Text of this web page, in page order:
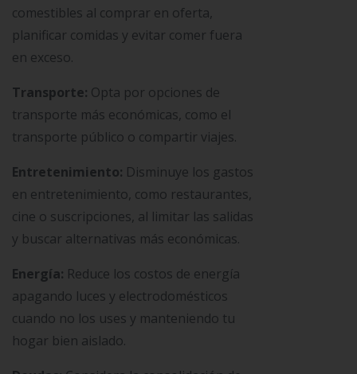
comestibles al comprar en oferta,
planificar comidas y evitar comer fuera
en exceso.
Transporte: Opta por opciones de
transporte más económicas, como el
transporte público o compartir viajes.
Entretenimiento: Disminuye los gastos
en entretenimiento, como restaurantes,
cine o suscripciones, al limitar las salidas
y buscar alternativas más económicas.
Energía: Reduce los costos de energía
apagando luces y electrodomésticos
cuando no los uses y manteniendo tu
hogar bien aislado.